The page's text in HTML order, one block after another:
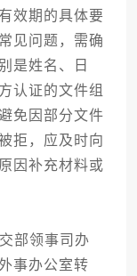
效期的具体要
见问题，需确
是姓名、日
认证的文件组
免因部分文件
拒，应及时向
因补充材料或
部领事司办
事办公室转